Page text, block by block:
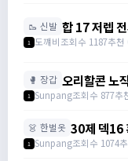
🥾 신발 합 17 저렙
/ 댓에 연락
1 도꺠비조회수 1187추천
🥊 장갑 오리할콘 노
1 Sunpang조회수 877추
👗 한벌옷 30제 덱16
1 Sunpang조회수 1074